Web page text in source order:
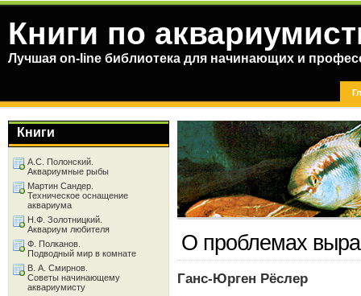
Книги по
Лучшая on-line библиотека для начинающих и
О проблемах
Ганс-Юрген Рёслер
Книги
А.С. Полонский.
Аквариумные рыбы
Мартин Сандер.
Техническое оснащение
аквариума
Н.Ф. Золотницкий.
Аквариум любителя
Ф. Полканов.
Подводный мир в комнате
В. А. Смирнов.
Советы начинающему
аквариумисту